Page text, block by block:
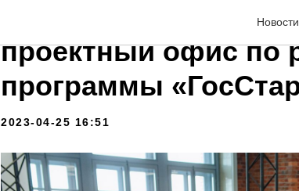
В Нижегородской
проектный офис по
программы
2023-04-25 16:51